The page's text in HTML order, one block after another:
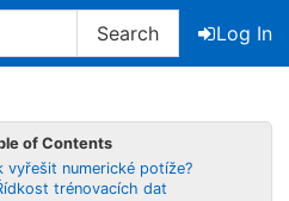
Search
Log In
of Contents
vyřešit numerické potíže?
trénovacích dat